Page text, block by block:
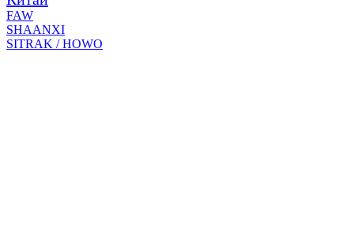
FAW
SHAANXI
SITRAK / HOWO